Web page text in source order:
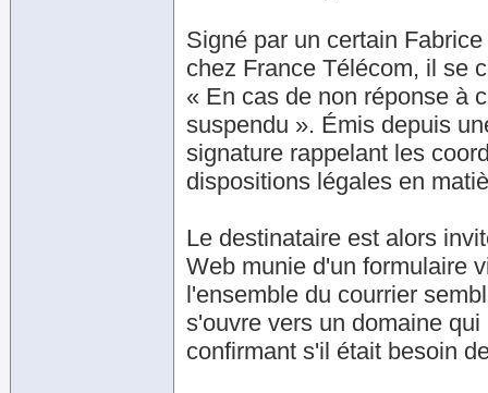
Signé par un certain
chez France Télécom, il se
« En cas de non réponse à
suspendu ». Émis depuis
signature rappelant les
dispositions légales en
Le destinataire est alors
Web munie d'un formulaire
l'ensemble du courrier
s'ouvre vers un domaine
confirmant s'il était besoin